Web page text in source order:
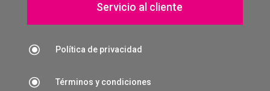
Servicio al cliente
\ Política de privacidad
\ Términos y condiciones